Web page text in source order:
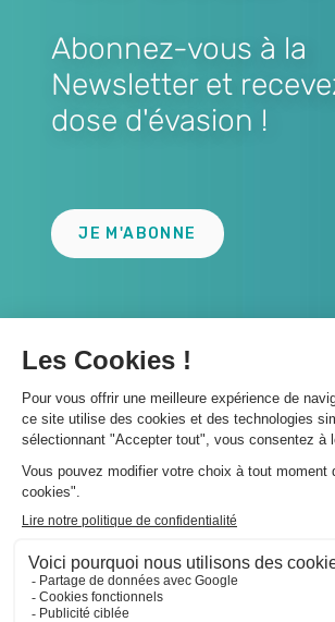
Abonnez-vous à la
Newsletter et
dose d'évasion !
JE M'ABONNE
A propos 👇
Suivez-nous 👇
Infos légales 👇